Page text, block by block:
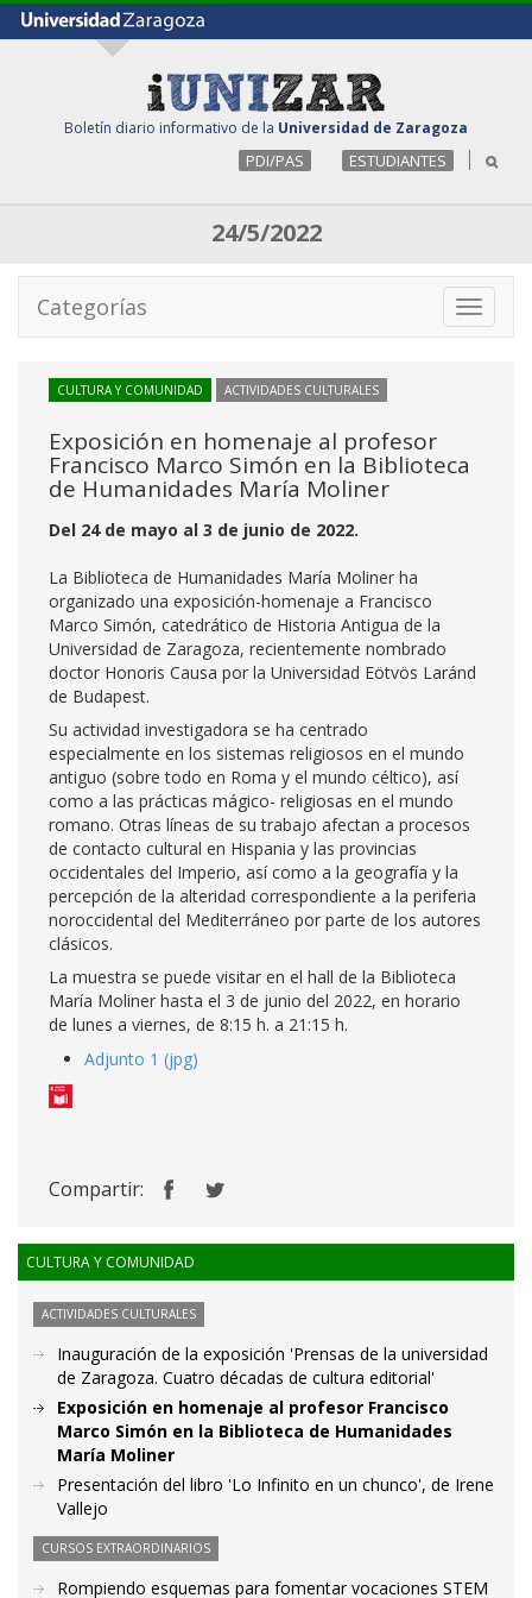
Boletín diario informativo de la Universidad de Zaragoza
PDI/PAS ESTUDIANTES
24/5/2022
Toggle
Categorías
CULTURA Y COMUNIDAD ACTIVIDADES CULTURALES
Exposición en homenaje al profesor
Francisco Marco Simón en la Biblioteca
de Humanidades María Moliner
Del 24 de mayo al 3 de junio de 2022.
La Biblioteca de Humanidades María Moliner ha
organizado una exposición-homenaje a Francisco
Marco Simón, catedrático de Historia Antigua de la
Universidad de Zaragoza, recientemente nombrado
doctor Honoris Causa por la Universidad Eötvös Laránd
de Budapest.
Su actividad investigadora se ha centrado
especialmente en los sistemas religiosos en el mundo
antiguo (sobre todo en Roma y el mundo céltico), así
como a las prácticas mágico- religiosas en el mundo
romano. Otras líneas de su trabajo afectan a procesos
de contacto cultural en Hispania y las provincias
occidentales del Imperio, así como a la geografía y la
percepción de la alteridad correspondiente a la periferia
noroccidental del Mediterráneo por parte de los autores
clásicos.
La muestra se puede visitar en el hall de la Biblioteca
María Moliner hasta el 3 de junio del 2022, en horario
de lunes a viernes, de 8:15 h. a 21:15 h.
Adjunto 1 (jpg)
Compartir:
CULTURA Y COMUNIDAD
ACTIVIDADES CULTURALES
Inauguración de la exposición 'Prensas de la universidad
de Zaragoza. Cuatro décadas de cultura editorial'
Exposición en homenaje al profesor Francisco
Marco Simón en la Biblioteca de Humanidades
María Moliner
Presentación del libro 'Lo Infinito en un chunco', de Irene
Vallejo
CURSOS EXTRAORDINARIOS
Rompiendo esquemas para fomentar vocaciones STEM